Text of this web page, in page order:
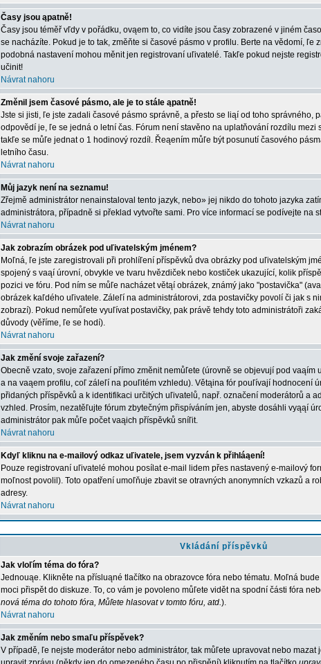
Časy jsou ąpatně!
Časy jsou téměř vľdy v pořádku, ovąem to, co vidíte jsou časy zobrazené v jiném
se nacházíte. Pokud je to tak, změňte si časové pásmo v profilu. Berte na vědomí, ľe
podobná nastavení mohou měnit jen registrovaní uľivatelé. Takľe pokud nejste
učinit!
Návrat nahoru
Změnil jsem časové pásmo, ale je to stále ąpatně!
Jste si jisti, ľe jste zadali časové pásmo správně, a přesto se liąí od toho správného,
odpovědí je, ľe se jedná o letní čas. Fórum není stavěno na uplatňování rozdílu mezi
takľe se můľe jednat o 1 hodinový rozdíl. Řeąením můľe být posunutí časového
letního času.
Návrat nahoru
Můj jazyk není na seznamu!
Zřejmě administrátor nenainstaloval tento jazyk, nebo» jej nikdo do tohoto jazyka
administrátora, případně si překlad vytvořte sami. Pro více informací se podívejte na
Návrat nahoru
Jak zobrazím obrázek pod uľivatelským jménem?
Moľná, ľe jste zaregistrovali při prohlíľení příspěvků dva obrázky pod uľivatelským
spojený s vaąí úrovní, obvykle ve tvaru hvězdiček nebo kostiček ukazující, kolik
pozici ve fóru. Pod ním se můľe nacházet větąí obrázek, známý jako "postavička"
obrázek kaľdého uľivatele. Záleľí na administrátorovi, zda postavičky povolí či jak s
zobrazí). Pokud nemůľete vyuľívat postavičky, pak právě tehdy toto administrátoři
důvody (věříme, ľe se hodí).
Návrat nahoru
Jak změní svoje zařazení?
Obecně vzato, svoje zařazení přímo změnit nemůľete (úrovně se objevují pod vaąím
a na vaąem profilu, coľ záleľí na pouľitém vzhledu). Větąina fór pouľívají hodnocení
přidaných příspěvků a k identifikaci určitých uľivatelů, např. označení moderátorů a
vzhled. Prosím, nezatěľujte fórum zbytečným přispíváním jen, abyste dosáhli vyąąí
administrátor pak můľe počet vaąich příspěvků sníľit.
Návrat nahoru
Kdyľ kliknu na e-mailový odkaz uľivatele, jsem vyzván k přihláąení!
Pouze registrovaní uľivatelé mohou posílat e-mail lidem přes nastavený e-mailový
moľnost povolil). Toto opatření umoľňuje zbavit se otravných anonymních vzkazů a
adresy.
Návrat nahoru
Vkládání příspěvků
Jak vloľím téma do fóra?
Jednouąe. Klikněte na přísluąné tlačítko na obrazovce fóra nebo tématu. Moľná
moci přispět do diskuze. To, co vám je povoleno můľete vidět na spodní části fóra
nová téma do tohoto fóra, Můľete hlasovat v tomto fóru, atd.).
Návrat nahoru
Jak změním nebo smaľu příspěvek?
V případě, ľe nejste moderátor nebo administrátor, tak můľete upravovat nebo mazat